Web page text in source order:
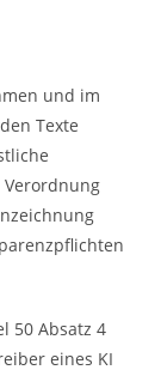
und im
Texte
50 Absatz 4
eines KI